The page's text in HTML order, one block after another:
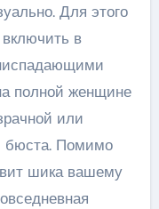
Для этого
в
полной женщине
или
бюста. Помимо
шика вашему